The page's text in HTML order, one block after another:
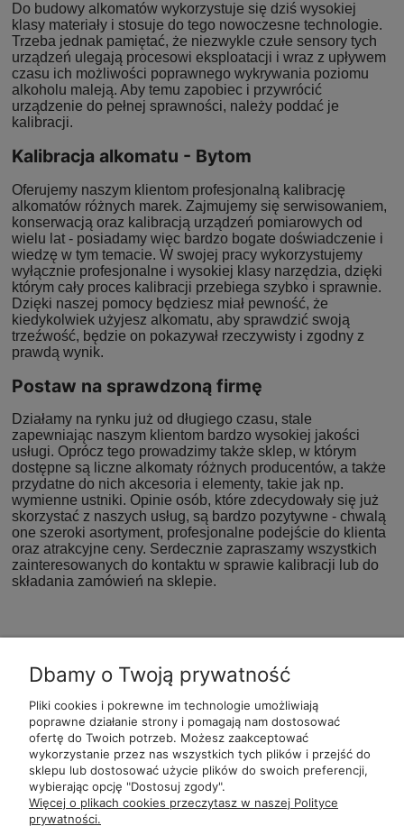
Do budowy alkomatów wykorzystuje się dziś wysokiej
klasy materiały i stosuje do tego nowoczesne technologie.
Trzeba jednak pamiętać, że niezwykle czułe sensory tych
urządzeń ulegają procesowi eksploatacji i wraz z upływem
czasu ich możliwości poprawnego wykrywania poziomu
alkoholu maleją. Aby temu zapobiec i przywrócić
urządzenie do pełnej sprawności, należy poddać je
kalibracji.
Kalibracja alkomatu - Bytom
Oferujemy naszym klientom profesjonalną kalibrację
alkomatów różnych marek. Zajmujemy się serwisowaniem,
konserwacją oraz kalibracją urządzeń pomiarowych od
wielu lat - posiadamy więc bardzo bogate doświadczenie i
wiedzę w tym temacie. W swojej pracy wykorzystujemy
wyłącznie profesjonalne i wysokiej klasy narzędzia, dzięki
którym cały proces kalibracji przebiega szybko i sprawnie.
Dzięki naszej pomocy będziesz miał pewność, że
kiedykolwiek użyjesz alkomatu, aby sprawdzić swoją
trzeźwość, będzie on pokazywał rzeczywisty i zgodny z
prawdą wynik.
Postaw na sprawdzoną firmę
Działamy na rynku już od długiego czasu, stale
zapewniając naszym klientom bardzo wysokiej jakości
usługi. Oprócz tego prowadzimy także sklep, w którym
dostępne są liczne alkomaty różnych producentów, a także
przydatne do nich akcesoria i elementy, takie jak np.
wymienne ustniki. Opinie osób, które zdecydowały się już
skorzystać z naszych usług, są bardzo pozytywne - chwalą
one szeroki asortyment, profesjonalne podejście do klienta
oraz atrakcyjne ceny. Serdecznie zapraszamy wszystkich
zainteresowanych do kontaktu w sprawie kalibracji lub do
składania zamówień na sklepie.
POMOC
POLECANE
ALKOMATY
BĄDŹ NA
BIEŻĄCO
ul.
Św. Filipa
Dbamy o Twoją prywatność
Pliki cookies i pokrewne im technologie umożliwiają
poprawne działanie strony i pomagają nam dostosować
ofertę do Twoich potrzeb. Możesz zaakceptować
wykorzystanie przez nas wszystkich tych plików i przejść do
sklepu lub dostosować użycie plików do swoich preferencji,
wybierając opcję "Dostosuj zgody".
Więcej o plikach cookies przeczytasz w naszej Polityce
prywatności.